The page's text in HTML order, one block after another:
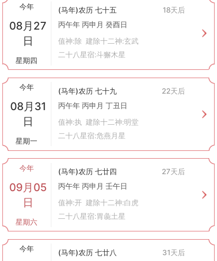
今年
08月27
日
星期四
(马年)农历 七十五
18天后
丙午年 丙申月 癸酉日
值神:除 建除十二神:玄武
二十八星宿:斗獬木星
今年
08月31
日
星期一
(马年)农历 七十九
22天后
丙午年 丙申月 丁丑日
值神:执 建除十二神:明堂
二十八星宿:危燕月星
今年
09月05
日
星期六
(马年)农历 七廿四
27天后
丙午年 丙申月 壬午日
值神:开 建除十二神:白虎
二十八星宿:胃彘土星
今年 (马年)农历 七廿八
31天后